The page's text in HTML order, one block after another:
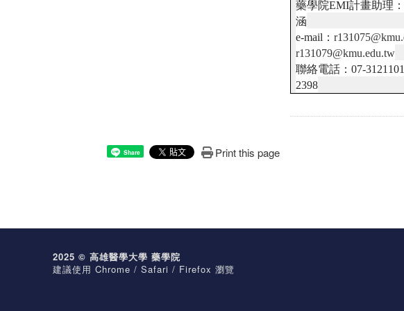
藥學院EMI計畫助理
涵
e-mail：r13107
r131079@kmu.edu.tw
聯絡電話：07-
2398
Share Print this page
2025 © 高雄醫學大學 藥學院
建議使用 Chrome / Safari / Firefox 瀏覽